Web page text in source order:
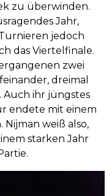
zu überwinden.
Jahr,
jedoch
das Viertelfinale.
zwei
dreimal
Auch ihr jüngstes
endete mit einem
Nijman weiß also,
starken Jahr